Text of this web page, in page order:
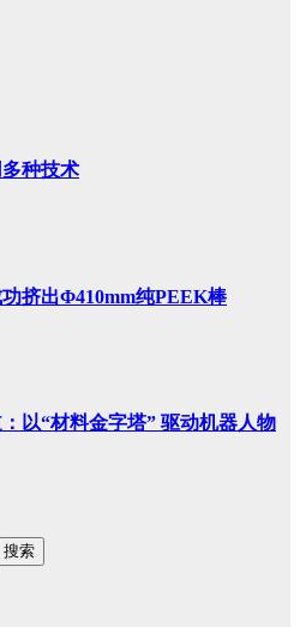
种技术
挤出Φ410mm纯PEEK棒
以“材料金字塔” 驱动机器人物
搜索